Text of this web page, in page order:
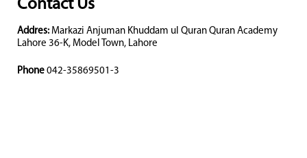
Contact Us
Addres: Markazi Anjuman Khuddam ul Quran Quran Academy
Lahore 36-K, Model Town, Lahore
Phone 042-35869501-3